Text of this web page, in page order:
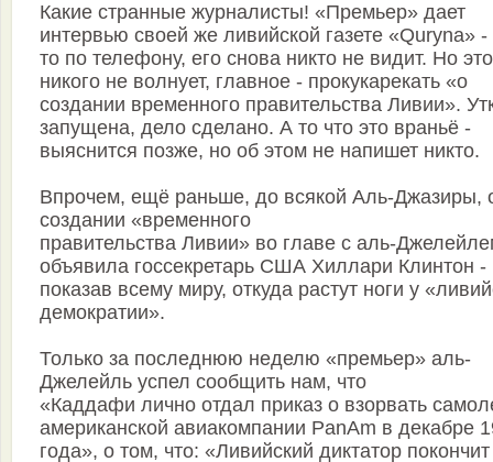
Какие странные журналисты! «Премьер» дает
интервью своей же ливийской газете «Quryna» -
то по телефону, его снова никто не видит. Но
никого не волнует, главное - прокукарекать «о
создании временного правительства Ливии».
запущена, дело сделано. А то что это враньё -
выяснится позже, но об этом не напишет никто.
Впрочем, ещё раньше, до всякой Аль-Джазиры,
создании «временного
правительства Ливии» во главе с аль-
объявила госсекретарь США Хиллари Клинтон -
показав всему миру, откуда растут ноги у
демократии».
Только за последнюю неделю «премьер» аль-
Джелейль успел сообщить нам, что
«Каддафи лично отдал приказ о взорвать
американской авиакомпании PanAm в декабре
года», о том, что: «Ливийский диктатор покончит